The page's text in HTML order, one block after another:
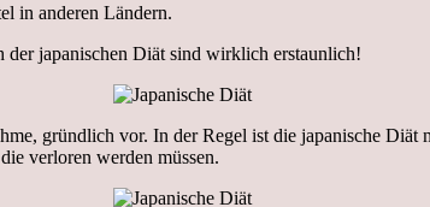
in anderen Ländern.
der japanischen Diät sind wirklich erstaunlich!
gründlich vor. In der Regel ist die japanische Diät
verloren werden müssen.